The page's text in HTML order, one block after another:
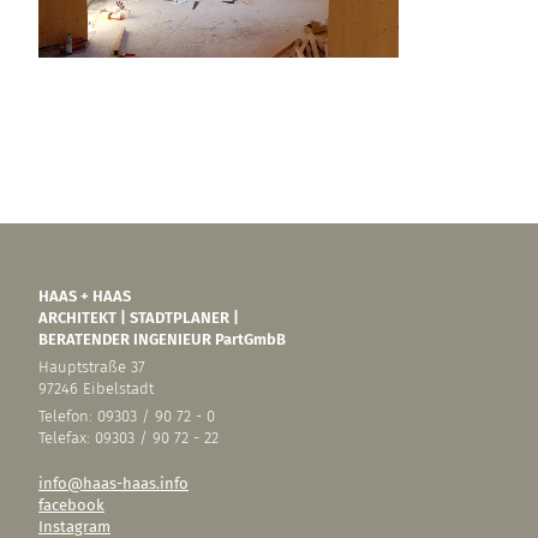
HAAS + HAAS
ARCHITEKT | STADTPLANER |
BERATENDER INGENIEUR PartGmbB
Hauptstraße 37
97246 Eibelstadt
Telefon: 09303 / 90 72 - 0
Telefax: 09303 / 90 72 - 22
info@haas-haas.info
facebook
Instagram